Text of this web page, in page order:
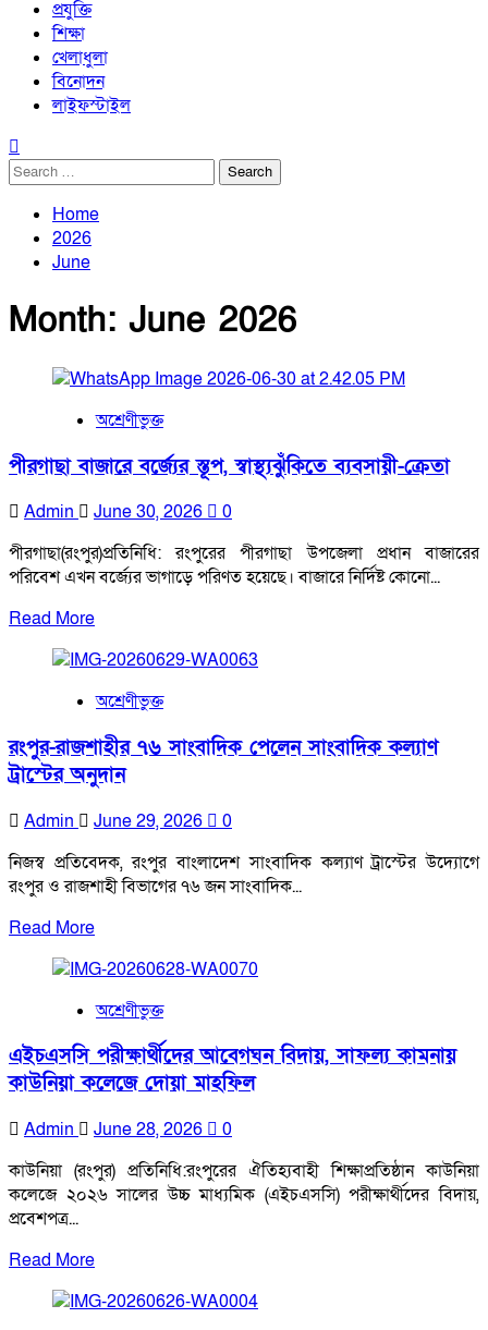
প্রযুক্তি
শিক্ষা
খেলাধুলা
বিনোদন
লাইফস্টাইল
Search
Home
2026
June
Month:June 2026
অশ্রেণীভুক্ত
পীরগাছা বাজারে বর্জ্যের স্তূপ, স্বাস্থ্যঝুঁকিতে ব্যবসায়ী-ক্রেতা​
Admin June 30, 2026
0
পীরগাছা(রংপুর)প্রতিনিধি: রংপুরের পীরগাছা উপজেলা প্রধান বাজারের
পরিবেশ এখন বর্জ্যের ভাগাড়ে পরিণত হয়েছে। বাজারে নির্দিষ্ট কোনো...
Read MoreRead
about
পীরগাছা
বাজারে
বর্জ্যের
স্তূপ,
স্বাস্থ্যঝুঁকিতে
ব্যবসায়ী-
ক্রেতা​
অশ্রেণীভুক্ত
রংপুর-রাজশাহীর ৭৬ সাংবাদিক পেলেন সাংবাদিক কল্যাণ
ট্রাস্টের অনুদান
Admin June 29, 2026
0
নিজস্ব প্রতিবেদক, রংপুর বাংলাদেশ সাংবাদিক কল্যাণ ট্রাস্টের উদ্যোগে
রংপুর ও রাজশাহী বিভাগের ৭৬ জন সাংবাদিক...
Read MoreRead
about
রংপুর-
রাজশাহীর
৭৬
সাংবাদিক
পেলেন
সাংবাদিক
কল্যাণ
ট্রাস্টের
অনুদান
অশ্রেণীভুক্ত
এইচএসসি পরীক্ষার্থীদের আবেগঘন বিদায়, সাফল্য কামনায়
কাউনিয়া কলেজে দোয়া মাহফিল
Admin June 28, 2026
0
কাউনিয়া (রংপুর) প্রতিনিধি:রংপুরের ঐতিহ্যবাহী শিক্ষাপ্রতিষ্ঠান কাউনিয়া
কলেজে ২০২৬ সালের উচ্চ মাধ্যমিক (এইচএসসি) পরীক্ষার্থীদের বিদায়,
প্রবেশপত্র...
Read MoreRead
about